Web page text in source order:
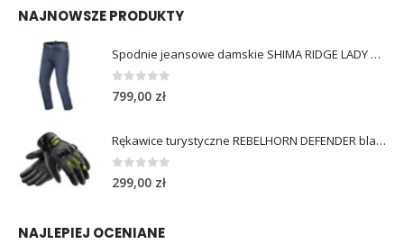
NAJNOWSZE PRODUKTY
Spodnie jeansowe damskie SHIMA RIDGE LADY blue
out of 5
799,00 zł
Rękawice turystyczne REBELHORN DEFENDER black yellow fluo
out of 5
299,00 zł
NAJLEPIEJ OCENIANE